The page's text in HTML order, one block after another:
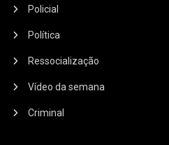
Policial
Política
Ressocialização
Vídeo da semana
Criminal